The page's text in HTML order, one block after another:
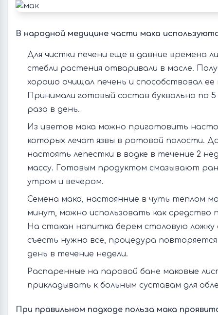
В народной медицине части мака
Для чистки печени еще в давние времена
стебли растения отваривали в масле.
хорошо очищал печень и способствовал
Принимали готовый состав буквально по 5
раза в день.
Из цветов мака можно приготовить
которых лечат язвы в ротовой полости.
настоять лепестки в водке в течение 2
массу. Готовым продуктом смазывают
утром и вечером.
Семена мака, настоянные в чуть теплом
минут, можно использовать как средство
На стакан напитка берем столовую ложку
съесть нужно все, процедура
день в течение недели.
Распаренные на паровой бане маковые
прикладывать к больным суставам для
При правильном подходе польза мака